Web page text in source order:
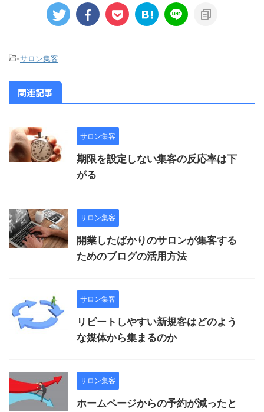
-サロン集客
関連記事
サロン集客
期限を設定しない集客の反応率は下
がる
サロン集客
開業したばかりのサロンが集客する
ためのブログの活用方法
サロン集客
リピートしやすい新規客はどのよう
な媒体から集まるのか
サロン集客
ホームページからの予約が減ったと